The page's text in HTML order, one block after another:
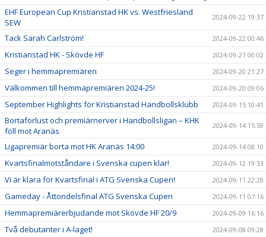
EHF European Cup Kristianstad HK vs. Westfriesland
SEW
2024-09-22 19:37
Tack Sarah Carlström! 2024-09-22 00:46
Kristianstad HK - Skövde HF 2024-09-21 00:02
Seger i hemmapremiären 2024-09-20 21:27
Välkommen till hemmapremiären 2024-25! 2024-09-20 09:06
September Highlights för Kristianstad Handbollsklubb 2024-09-15 10:41
Bortaförlust och premiärnerver i Handbollsligan – KHK
föll mot Aranäs
2024-09-14 15:59
Ligapremiär borta mot HK Aranäs 14:00 2024-09-14 08:10
Kvartsfinalmotståndare i Svenska cupen klar! 2024-09-12 19:33
Vi är klara för Kvartsfinal i ATG Svenska Cupen! 2024-09-11 22:28
Gameday - Åttondelsfinal ATG Svenska Cupen 2024-09-11 07:16
Hemmapremiärerbjudande mot Skövde HF 20/9 2024-09-09 16:16
Två debutanter i A-laget! 2024-09-08 09:28